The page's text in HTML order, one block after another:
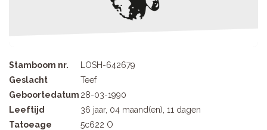
Stamboom nr.
LOSH-642679
Geslacht
Teef
Geboortedatum 28-03-1990
Leeftijd
36 jaar, 04 maand(en), 11 dagen
Tatoeage
5c622 O